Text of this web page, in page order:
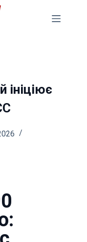
ініціює